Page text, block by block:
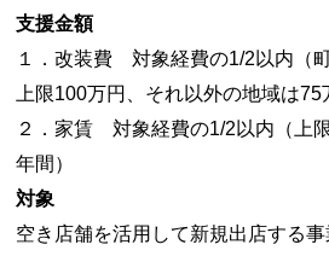
支援金額
１．改装費 対象経費の1/2以内（
上限100万円、それ以外の地域は
２．家賃 対象経費の1/2以内（上
年間）
対象
空き店舗を活用して新規出店する